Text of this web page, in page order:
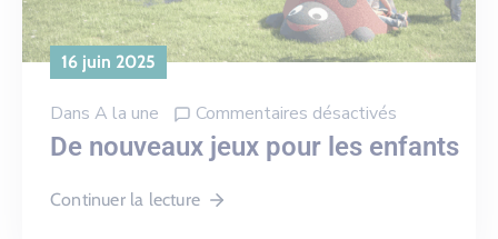
16 juin 2025
Dans A la une Commentaires désactivés
De nouveaux jeux pour les enfants
Continuer la lecture